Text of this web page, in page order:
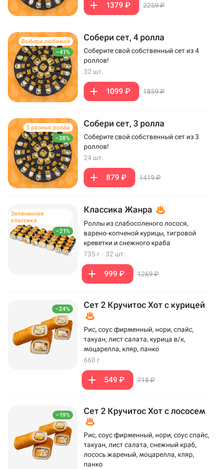
1379 ₽ 2259 ₽
–41%
Выбери любимое Собери сет, 4 ролла
Соберите свой собственный сет из 4
роллов!
32 шт.
1099 ₽ 1859 ₽
–38%
3 разных ролла Собери сет, 3 ролла
Соберите свой собственный сет из 3
роллов!
24 шт.
879 ₽ 1419 ₽
–21%
Запеченная
классика
Классика Жанра
Роллы из слабосоленого лосося,
варено-копченой курицы, тигровой
креветки и снежного краба
735 г · 32 шт.
999 ₽ 1269 ₽
–24% Сет 2 Кручитос Хот с курицей
Рис, соус фирменный, нори, спайс,
такуан, лист салата, курица в/к,
моцарелла, кляр, панко
660 г
549 ₽ 718 ₽
–19% Сет 2 Кручитос Хот с лососем
Рис, соус фирменный, нори, соус спайс,
такуан, лист салата, снежный краб,
лосось жареный, моцарелла, кляр,
панко